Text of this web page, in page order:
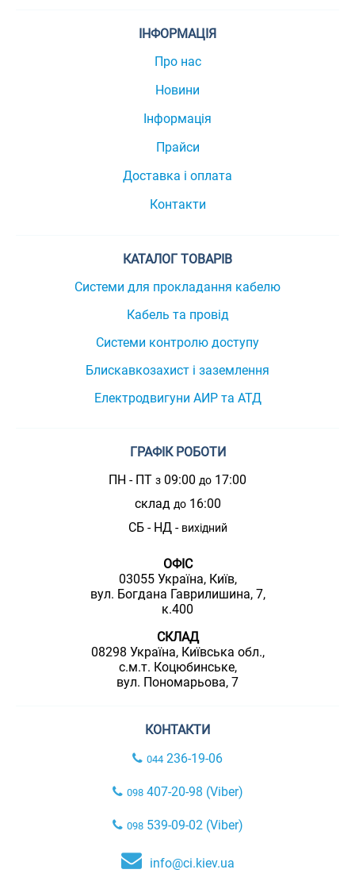
ІНФОРМАЦІЯ
Про нас
Новини
Інформація
Прайси
Доставка і оплата
Контакти
КАТАЛОГ ТОВАРІВ
Системи для прокладання кабелю
Кабель та провід
Системи контролю доступу
Блискавкозахист і заземлення
Електродвигуни АИР та АТД
ГРАФІК РОБОТИ
ПН - ПТ з 09:00 до 17:00
склад до16:00
СБ - НД - вихідний
ОФІС
03055 Україна, Київ,
вул. Богдана Гаврилишина, 7,
к.400
СКЛАД
08298 Україна, Київська обл.,
с.м.т. Коцюбинське,
вул. Пономарьова, 7
КОНТАКТИ
044 236-19-06
098407-20-98 (Viber)
098539-09-02 (Viber)
info@ci.kiev.ua